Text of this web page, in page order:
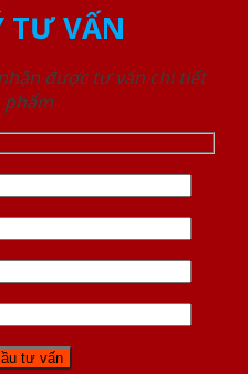
TƯ VẤN
được tư vấn chi tiết
phẩm